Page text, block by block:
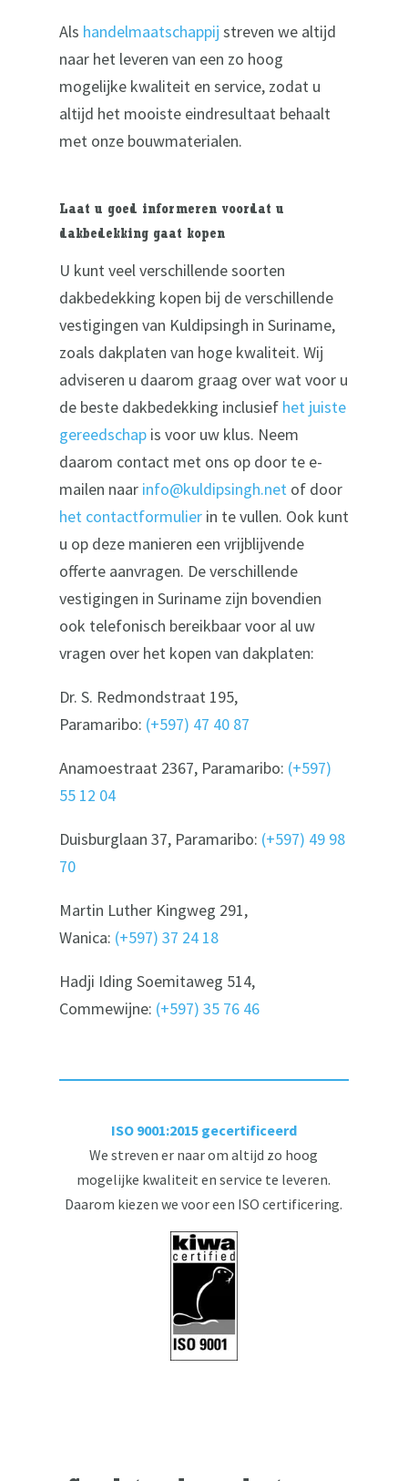
Als handelmaatschappij streven we altijd
naar het leveren van een zo hoog
mogelijke kwaliteit en service, zodat u
altijd het mooiste eindresultaat behaalt
met onze bouwmaterialen.
Laat u goed informeren voordat u
dakbedekking gaat kopen
U kunt veel verschillende soorten
dakbedekking kopen bij de verschillende
vestigingen van Kuldipsingh in Suriname,
zoals dakplaten van hoge kwaliteit. Wij
adviseren u daarom graag over wat voor u
de beste dakbedekking inclusief het juiste
gereedschapis voor uw klus. Neem
daarom contact met ons op door te e-
mailen naar info@kuldipsingh.netof door
het contactformulierin te vullen. Ook kunt
u op deze manieren een vrijblijvende
offerte aanvragen. De verschillende
vestigingen in Suriname zijn bovendien
ook telefonisch bereikbaar voor al uw
vragen over het kopen van dakplaten:
Dr. S. Redmondstraat 195,
Paramaribo: (+597) 47 40 87
Anamoestraat 2367, Paramaribo: (+597)
55 12 04
Duisburglaan 37, Paramaribo: (+597) 49 98
70
Martin Luther Kingweg 291,
Wanica: (+597) 37 24 18
Hadji Iding Soemitaweg 514,
Commewijne: (+597) 35 76 46
ISO 9001:2015 gecertificeerd
We streven er naar om altijd zo hoog
mogelijke kwaliteit en service te leveren.
Daarom kiezen we voor een ISO certificering.